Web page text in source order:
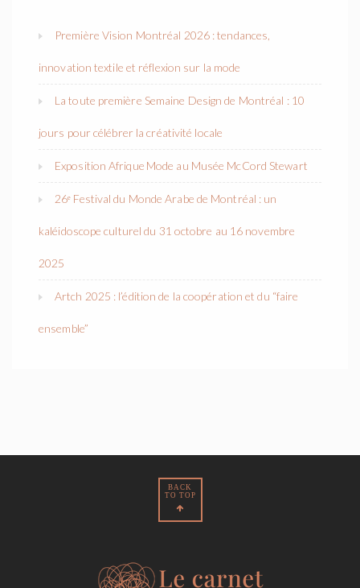
Première Vision Montréal 2026 : tendances,
innovation textile et réflexion sur la mode
La toute première Semaine Design de Montréal : 10
jours pour célébrer la créativité locale
Exposition Afrique Mode au Musée McCord Stewart
26ᵉ Festival du Monde Arabe de Montréal : un
kaléidoscope culturel du 31 octobre au 16 novembre
2025
Artch 2025 : l’édition de la coopération et du “faire
ensemble”
BACK
TO TOP